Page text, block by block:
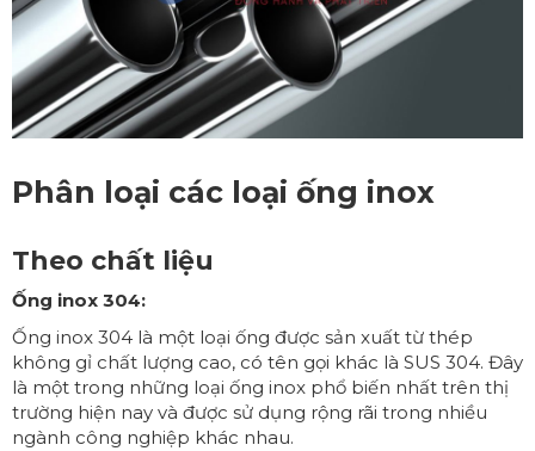
Phân loại các loại ống inox
Theo chất liệu
Ống inox 304:
Ống inox 304 là một loại ống được sản xuất từ thép
không gỉ chất lượng cao, có tên gọi khác là SUS 304. Đây
là một trong những loại ống inox phổ biến nhất trên thị
trường hiện nay và được sử dụng rộng rãi trong nhiều
ngành công nghiệp khác nhau.